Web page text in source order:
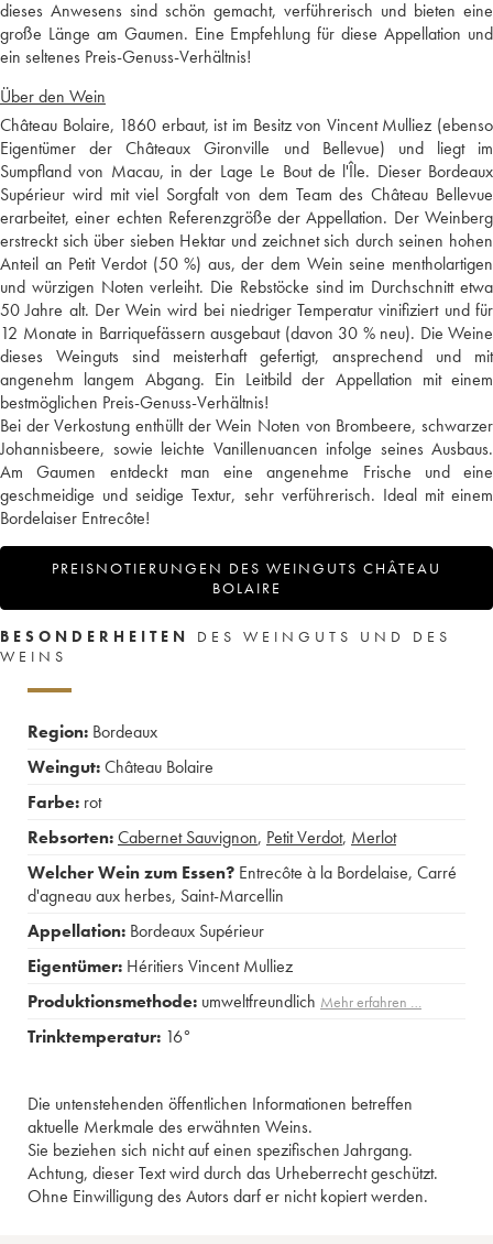
dieses Anwesens sind schön gemacht, verführerisch und bieten eine
große Länge am Gaumen. Eine Empfehlung für diese Appellation und
ein seltenes Preis-Genuss-Verhältnis!
Über den Wein
Château Bolaire, 1860 erbaut, ist im Besitz von Vincent Mulliez (ebenso
Eigentümer der Châteaux Gironville und Bellevue) und liegt im
Sumpfland von Macau, in der Lage Le Bout de l'Île. Dieser Bordeaux
Supérieur wird mit viel Sorgfalt von dem Team des Château Bellevue
erarbeitet, einer echten Referenzgröße der Appellation. Der Weinberg
erstreckt sich über sieben Hektar und zeichnet sich durch seinen hohen
Anteil an Petit Verdot (50 %) aus, der dem Wein seine mentholartigen
und würzigen Noten verleiht. Die Rebstöcke sind im Durchschnitt etwa
50 Jahre alt. Der Wein wird bei niedriger Temperatur vinifiziert und für
12 Monate in Barriquefässern ausgebaut (davon 30 % neu). Die Weine
dieses Weinguts sind meisterhaft gefertigt, ansprechend und mit
angenehm langem Abgang. Ein Leitbild der Appellation mit einem
bestmöglichen Preis-Genuss-Verhältnis!
Bei der Verkostung enthüllt der Wein Noten von Brombeere, schwarzer
Johannisbeere, sowie leichte Vanillenuancen infolge seines Ausbaus.
Am Gaumen entdeckt man eine angenehme Frische und eine
geschmeidige und seidige Textur, sehr verführerisch. Ideal mit einem
Bordelaiser Entrecôte!
PREISNOTIERUNGEN DES WEINGUTS CHÂTEAU
BOLAIRE
BESONDERHEITEN
DES WEINGUTS UND DES
WEINS
Region: Bordeaux
Weingut:Château Bolaire
Farbe: rot
Rebsorten:Cabernet Sauvignon, Petit Verdot, Merlot
Welcher Wein zum Essen? Entrecôte à la Bordelaise, Carré
d'agneau aux herbes, Saint-Marcellin
Appellation: Bordeaux Supérieur
Eigentümer: Héritiers Vincent Mulliez
Produktionsmethode: umweltfreundlich Mehr erfahren …
Trinktemperatur: 16°
Die untenstehenden öffentlichen Informationen betreffen
aktuelle Merkmale des erwähnten Weins.
Sie beziehen sich nicht auf einen spezifischen Jahrgang.
Achtung, dieser Text wird durch das Urheberrecht geschützt.
Ohne Einwilligung des Autors darf er nicht kopiert werden.